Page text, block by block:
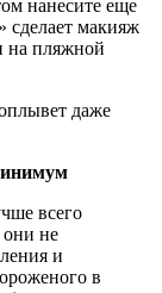
нанесите еще
сделает макияж
на пляжной
всего
не
и
в